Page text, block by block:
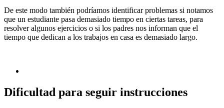
De este modo también podríamos identificar problemas si notamos
que un estudiante pasa demasiado tiempo en ciertas tareas, para
resolver algunos ejercicios o si los padres nos informan que el
tiempo que dedican a los trabajos en casa es demasiado largo.
Dificultad para seguir instrucciones